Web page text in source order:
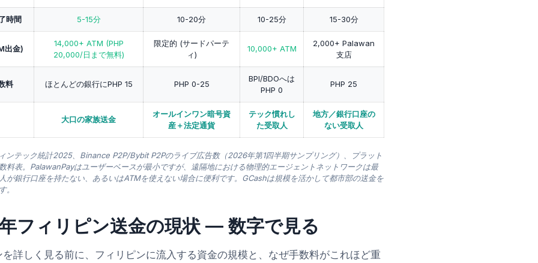
時間 5-15分 10-20分 10-25分 15-30分
出金)
14,000+ ATM (PHP
20,000/日まで無料)
限定的 (サードパーテ
ィ)
10,000+ ATM
2,000+ Palawan
支店
料 ほとんどの銀行にPHP 15 PHP 0-25
BPI/BDOへは
PHP 0
PHP 25
大口の家族送金
オールインワン暗号資
産＋法定通貨
テック慣れし
た受取人
地方／銀行口座の
ない受取人
ンテック統計2025、Binance P2P/Bybit P2Pのライブ広告数（2026年第1四半期サンプリング）、プラット
料表。PalawanPayはユーザーベースが最小ですが、遠隔地における物理的エージェントネットワークは最
が銀行口座を持たない、あるいはATMを使えない場合に便利です。GCashは規模を活かして都市部の送金を
。
フィリピン送金の現状 — 数字で見る
詳しく見る前に、フィリピンに流入する資金の規模と、なぜ手数料がこれほど重